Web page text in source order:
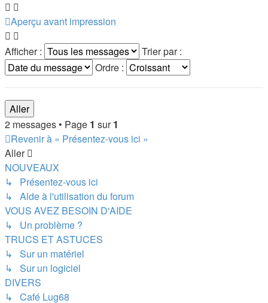
Aperçu avant impression
Afficher :
Trier par :
Ordre :
2 messages • Page 1 sur1
Revenir à « Présentez-vous ici »
Aller
NOUVEAUX
↳ Présentez-vous ici
↳ Aide à l'utilisation du forum
VOUS AVEZ BESOIN D'AIDE
↳ Un problème ?
TRUCS ET ASTUCES
↳ Sur un matériel
↳ Sur un logiciel
DIVERS
↳ Café Lug68